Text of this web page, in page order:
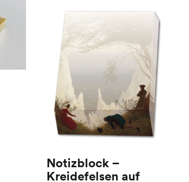
Notizblock –
Kreidefelsen auf